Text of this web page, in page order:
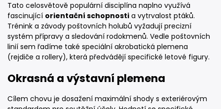
Tato celosvětově populární disciplína naplno využívá
fascinující orientační schopnosti a vytrvalost ptáků.
Trénink a závody poštovních holubů vyžadují precizní
systém přípravy a sledování rodokmenů. Vedle poštovních
linií sem řadíme také speciální akrobatická plemena
(rejdiče a rollery), která předvádějí specifické letové figury.
Okrasná a výstavní plemena
Cílem chovu je dosažení maximální shody s exteriérovým